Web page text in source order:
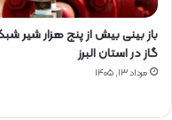
باز بینی بیش از پنج هزار شیر
گاز در استان البرز
مرداد ۱۳, ۱۴۰۵